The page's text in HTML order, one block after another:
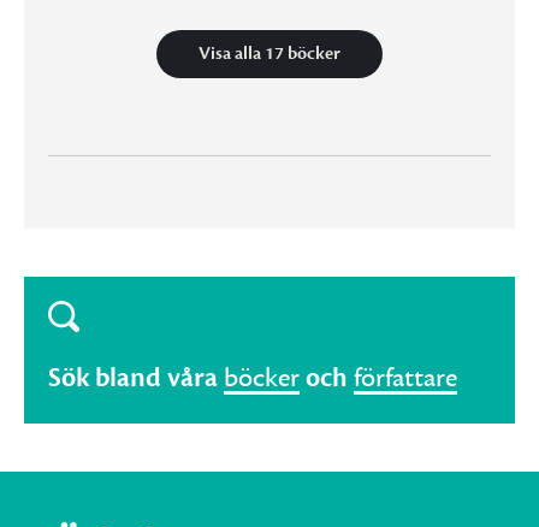
Visa alla 17 böcker
Sök bland våra böckeroch författare